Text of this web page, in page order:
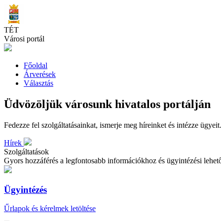
Skip
to
main
content
TÉT
Városi portál
Főoldal
Árverések
Választás
Üdvözöljük városunk hivatalos portálján
Fedezze fel szolgáltatásainkat, ismerje meg híreinket és intézze ügyeit.
Hírek
Szolgáltatások
Gyors hozzáférés a legfontosabb információkhoz és ügyintézési
Ügyintézés
Űrlapok és kérelmek letöltése